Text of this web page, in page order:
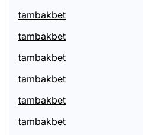
tambakbet
tambakbet
tambakbet
tambakbet
tambakbet
tambakbet